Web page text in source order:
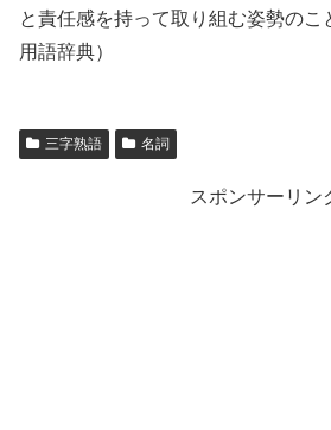
と責任感を持って取り組む姿勢のこ
用語辞典）
三字熟語 名詞
スポンサーリン